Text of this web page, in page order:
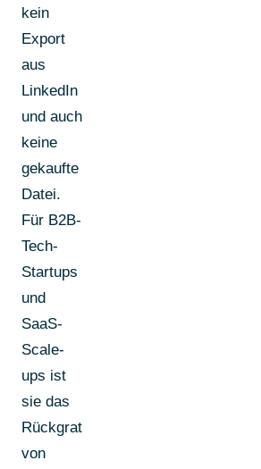
kein
Export
aus
LinkedIn
und auch
keine
gekaufte
Datei.
Für B2B-
Tech-
Startups
und
SaaS-
Scale-
ups ist
sie das
Rückgrat
von